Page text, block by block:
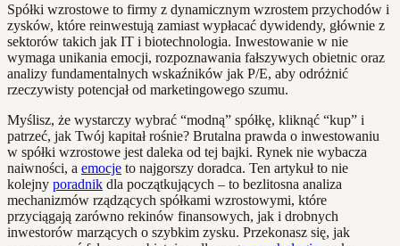
Spółki wzrostowe to firmy z dynamicznym wzrostem przychodów i
zysków, które reinwestują zamiast wypłacać dywidendy, głównie z
sektorów takich jak IT i biotechnologia. Inwestowanie w nie
wymaga unikania emocji, rozpoznawania fałszywych obietnic oraz
analizy fundamentalnych wskaźników jak P/E, aby odróżnić
rzeczywisty potencjał od marketingowego szumu.
Myślisz, że wystarczy wybrać “modną” spółkę, kliknąć “kup” i
patrzeć, jak Twój kapitał rośnie? Brutalna prawda o inwestowaniu
w spółki wzrostowe jest daleka od tej bajki. Rynek nie wybacza
naiwności, a emocje to najgorszy doradca. Ten artykuł to nie
kolejny poradnik dla początkujących – to bezlitosna analiza
mechanizmów rządzących spółkami wzrostowymi, które
przyciągają zarówno rekinów finansowych, jak i drobnych
inwestorów marzących o szybkim zysku. Przekonasz się, jak